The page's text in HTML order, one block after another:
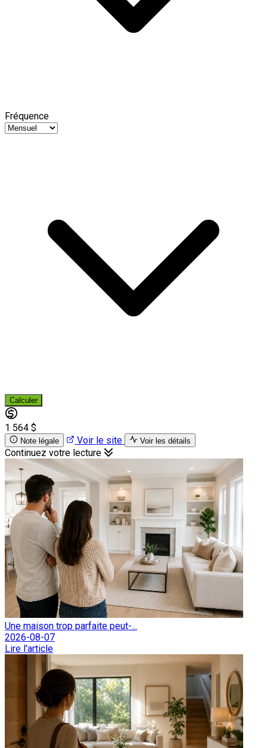
Fréquence
Calculer
1 564 $
Note légale Voir le site Voir les détails
Continuez votre lecture
Une maison trop parfaite peut-...
2026-08-07
Lire l'article